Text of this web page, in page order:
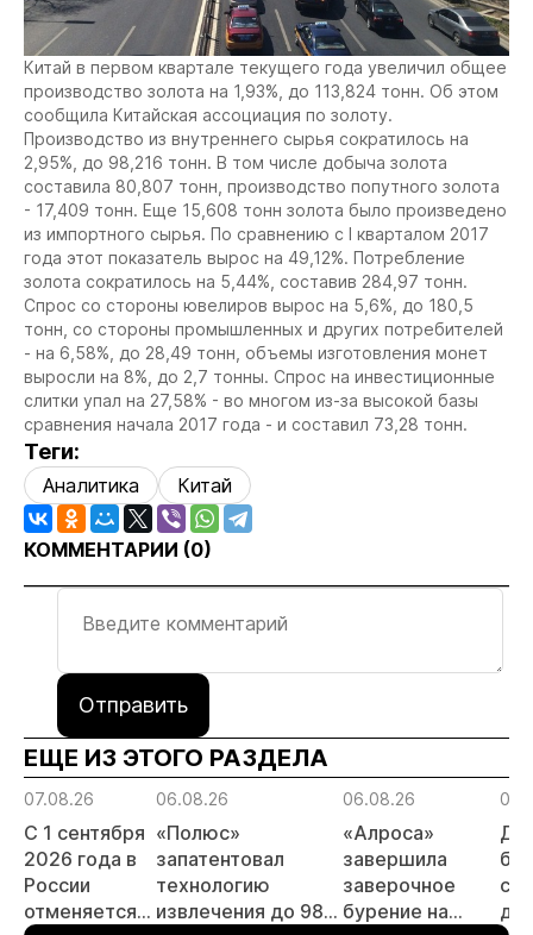
Китай в первом квартале текущего года увеличил общее
производство золота на 1,93%, до 113,824 тонн. Об этом
сообщила Китайская ассоциация по золоту.
Производство из внутреннего сырья сократилось на
2,95%, до 98,216 тонн. В том числе добыча золота
составила 80,807 тонн, производство попутного золота
- 17,409 тонн. Еще 15,608 тонн золота было произведено
из импортного сырья. По сравнению с I кварталом 2017
года этот показатель вырос на 49,12%. Потребление
золота сократилось на 5,44%, составив 284,97 тонн.
Спрос со стороны ювелиров вырос на 5,6%, до 180,5
тонн, со стороны промышленных и других потребителей
- на 6,58%, до 28,49 тонн, объемы изготовления монет
выросли на 8%, до 2,7 тонны. Спрос на инвестиционные
слитки упал на 27,58% - во многом из-за высокой базы
сравнения начала 2017 года - и составил 73,28 тонн.
Теги:
Аналитика Китай
КОММЕНТАРИИ (0)
Отправить
ЕЩЕ ИЗ ЭТОГО РАЗДЕЛА
07.08.26
С 1 сентября
2026 года в
России
отменяется
06.08.26
«Полюс»
запатентовал
технологию
извлечения до 98%
06.08.26
«Алроса»
завершила
заверочное
бурение на